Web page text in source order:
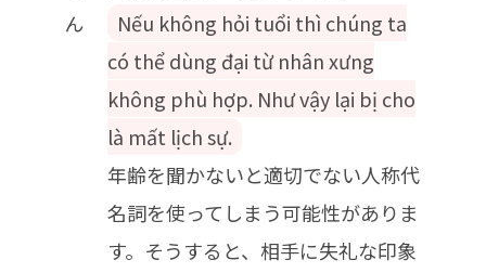
ん
Nếu không hỏi tuổi thì chúng ta
có thể dùng đại từ nhân xưng
không phù hợp. Như vậy lại bị cho
là mất lịch sự.
年齢を聞かないと適切でない人称代
名詞を使ってしまう可能性がありま
す。そうすると、相手に失礼な印象